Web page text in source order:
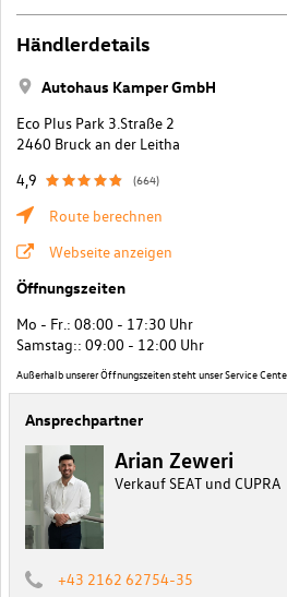
Händlerdetails
Autohaus Kamper GmbH
Eco Plus Park 3.Straße 2
2460 Bruck an der Leitha
4,9
(664)
Route berechnen
Webseite anzeigen
Öffnungszeiten
Mo - Fr.: 08:00 - 17:30 Uhr
Samstag:: 09:00 - 12:00 Uhr
Außerhalb unserer Öffnungszeiten steht unser Service
Ansprechpartner
Arian Zeweri
Verkauf SEAT und CUPRA
+43 2162 62754-35